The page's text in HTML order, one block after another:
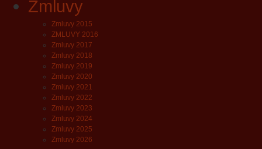
Zmluvy
Zmluvy 2015
ZMLUVY 2016
Zmluvy 2017
Zmluvy 2018
Zmluvy 2019
Zmluvy 2020
Zmluvy 2021
Zmluvy 2022
Zmluvy 2023
Zmluvy 2024
Zmluvy 2025
Zmluvy 2026